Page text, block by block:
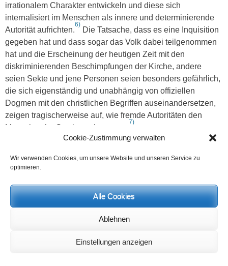
Cookie-Zustimmung verwalten
Wir verwenden Cookies, um unsere Website und unseren Service zu
optimieren.
Alle Cookies
Ablehnen
Einstellungen anzeigen
irrationalem Charakter entwickeln und diese sich
internalisiert im Menschen als innere und determinierende
Autorität aufrichten.
6)
Die Tatsache, dass es eine Inquisition
gegeben hat und dass sogar das Volk dabei teilgenommen
hat und die Erscheinung der heutigen Zeit mit den
diskriminierenden Beschimpfungen der Kirche, andere
seien Sekte und jene Personen seien besonders gefährlich,
die sich eigenständig und unabhängig von offiziellen
Dogmen mit den christlichen Begriffen auseinandersetzen,
zeigen tragischerweise auf, wie fremde Autoritäten den
Menschen im Gewissen besetzen.
7)
Wahrheiten können nicht übernommen, sondern müssen
Die Erscheinung des Absolutismus und der totalitären
sogar in manchen Kreisen des Buddhismus und des Yoga.
Der Einzelne verwechselt die Zugehörigkeit zu einer
bestimmten Religion oder zu einer Glaubensgemeinschaft
sogenannte Guru oder Meister kann ebenfalls zu einer